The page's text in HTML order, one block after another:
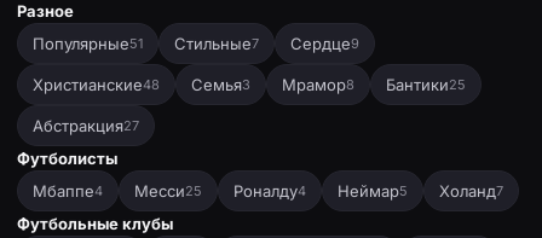
Разное
Популярные51 Стильные7 Сердце9
Христианские48 Семья3 Мрамор8 Бантики25
Абстракция27
Футболисты
Мбаппе4 Месси25 Роналду4 Неймар5 Холанд7
Футбольные клубы